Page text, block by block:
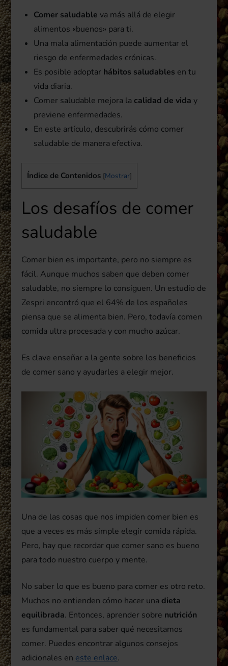
Comer saludable va más allá de elegir
alimentos «buenos» para ti.
Una mala alimentación puede aumentar el
riesgo de enfermedades crónicas.
Es posible adoptar hábitos saludables en tu
vida diaria.
Comer saludable mejora la calidad de vida y
previene enfermedades.
En este artículo, descubrirás cómo comer
saludable de manera efectiva.
Índice de Contenidos [Mostrar]
Los desafíos de comer
saludable
Comer bien es importante, pero no siempre es
fácil. Aunque muchos saben que deben comer
saludable, no siempre lo consiguen. Un estudio de
Zespri encontró que el 64% de los españoles
piensa que se alimenta bien. Pero, todavía comen
comida ultra procesada y con mucho azúcar.
Es clave enseñar a la gente sobre los beneficios
de comer sano y ayudarles a elegir mejor.
Una de las cosas que nos impiden comer bien es
que a veces es más simple elegir comida rápida.
Pero, hay que recordar que comer sano es bueno
para todo nuestro cuerpo y mente.
No saber lo que es bueno para comer es otro reto.
Muchos no entienden cómo hacer una dieta
equilibrada. Entonces, aprender sobre nutrición
es fundamental para saber qué necesitamos
comer. Puedes encontrar algunos consejos
adicionales en este enlace.